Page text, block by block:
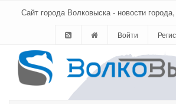
Сайт города Волковыска - новости
Войти